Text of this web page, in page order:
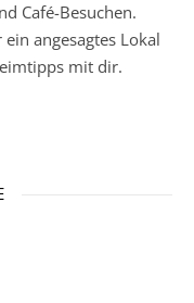
Café-Besuchen.
angesagtes Lokal
mit dir.